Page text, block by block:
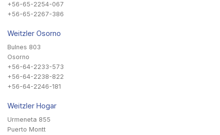
+56-65-2254-067
+56-65-2267-386
Weitzler Osorno
Bulnes 803
Osorno
+56-64-2233-573
+56-64-2238-822
+56-64-2246-181
Weitzler Hogar
Urmeneta 855
Puerto Montt